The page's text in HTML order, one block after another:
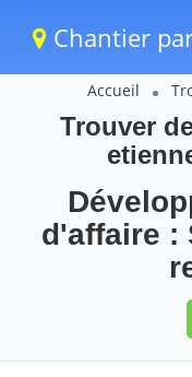
Chantier
Accueil
Trouver
d'affaire :